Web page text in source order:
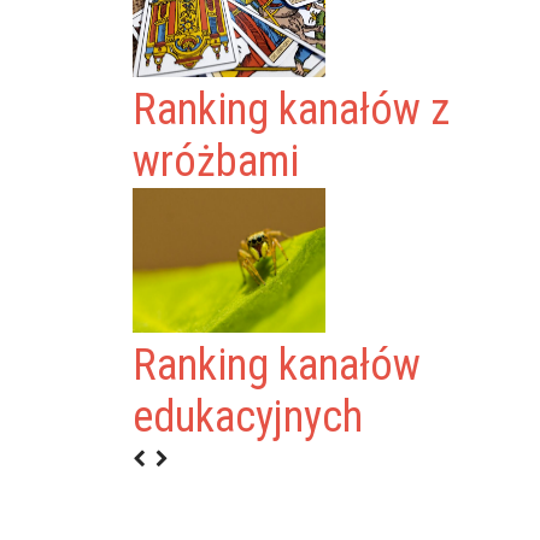
Ranking kanałów z
wróżbami
Ranking kanałów
edukacyjnych